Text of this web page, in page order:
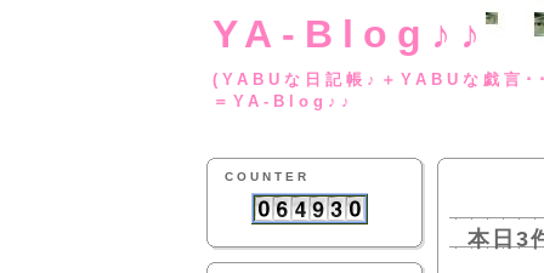
YA-Blog♪♪
(YABUな日記帳♪
＝YA-Blog♪♪
COUNTER
本日3